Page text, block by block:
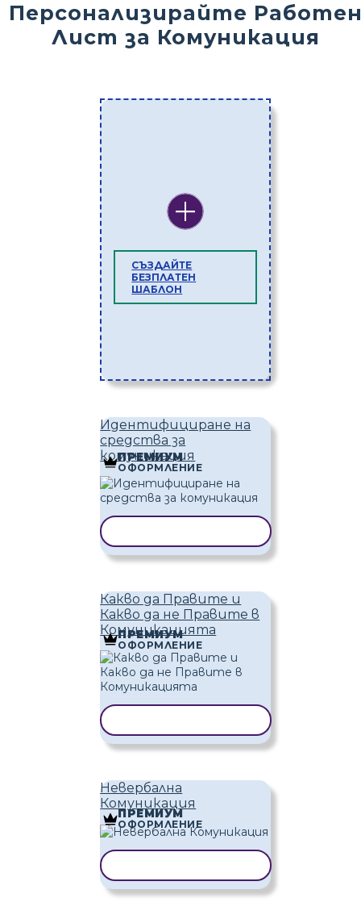
Персонализирайте
Лист за Комуникация
СЪЗДАЙТЕ
БЕЗПЛАТЕН
ШАБЛОН
Идентифициране на
средства за
комуникация
ПРЕМИУМ
ОФОРМЛЕНИЕ
Какво да Правите и
Какво да не Правите в
Комуникацията
ПРЕМИУМ
ОФОРМЛЕНИЕ
Невербална
Комуникация
ПРЕМИУМ
ОФОРМЛЕНИЕ